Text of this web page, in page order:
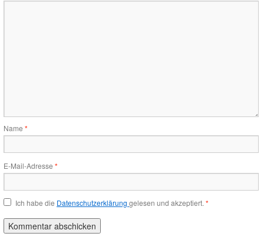
Name *
E-Mail-Adresse *
Ich habe die Datenschutzerklärung gelesen und akzeptiert. *